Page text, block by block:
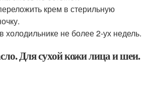
крем в стерильную
холодильнике не более 2-ух недель.
Для сухой кожи лица и шеи.